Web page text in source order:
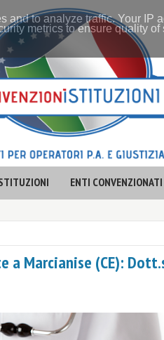
ENTI CONVENZIONATI
a Marcianise (CE):
and to analyze traffic. Your IP
metrics to ensure quality